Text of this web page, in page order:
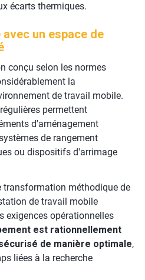
écarts thermiques.
un espace de
conçu selon les normes
la
de travail mobile.
permettent
d'aménagement
de rangement
ou dispositifs d'arrimage
transformation méthodique de
de travail mobile
exigences opérationnelles
est rationnellement
de manière optimale,
liées à la recherche